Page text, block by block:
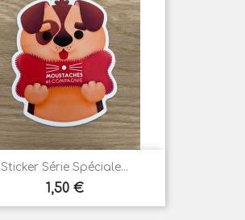
Sticker Série Spéciale...
Prix
1,50 €